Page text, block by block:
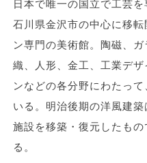
日本で唯一の国立で工芸を
石川県金沢市の中心に移
ン専門の美術館。陶磁、
織、人形、金工、工業デ
ンなどの各分野にわたっ
いる。明治後期の洋風建
施設を移築・復元したも
る。